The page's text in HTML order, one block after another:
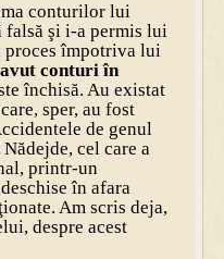
conturilor lui
falsă şi i-a permis lui
proces împotriva lui
avut conturi în
închisă. Au existat
sper, au fost
de genul
cel care a
printr-un
în afara
Am scris deja,
despre acest